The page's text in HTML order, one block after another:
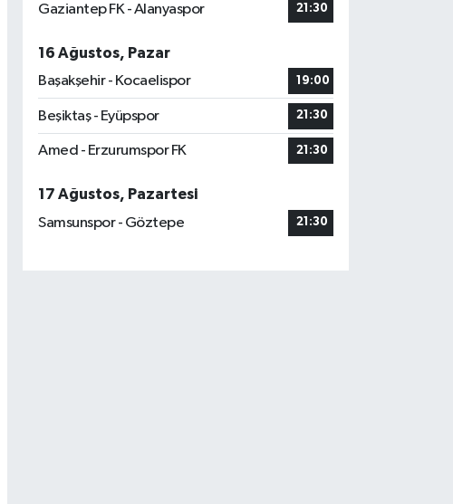
Gaziantep FK - Alanyaspor 21:30
16 Ağustos, Pazar
Başakşehir - Kocaelispor
19:00
Beşiktaş - Eyüpspor 21:30
Amed - Erzurumspor FK 21:30
17 Ağustos, Pazartesi
Samsunspor - Göztepe
21:30